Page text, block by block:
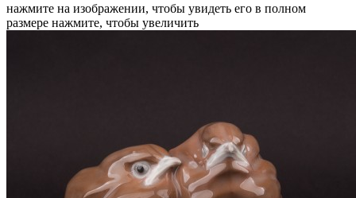
нажмите на изображении, чтобы увидеть его в полном
размере нажмите, чтобы увеличить